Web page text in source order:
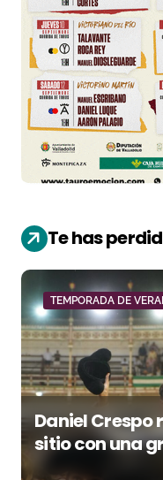
Te has
TEMPORADA DE
Daniel Crespo
sitio con una
orejas